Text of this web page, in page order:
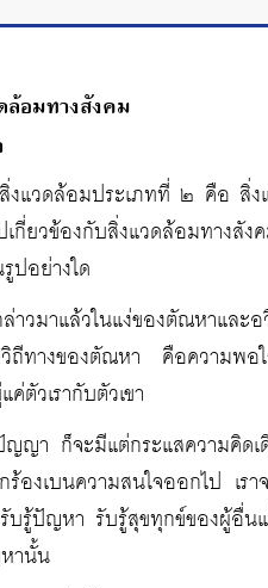
อมทางสังคม
แวดล้อมประเภทที่ ๒ คือ สิ่งแ
ปเกี่ยวข้องกับสิ่งแวดล้อมทา
ปอย่างใด
าวมาแล้วในแง่ของตัณหาแล
ถีทางของตัณหา คือความพ
ตัวเรากับตัวเขา
ญา ก็จะมีแต่กระแสความคิดเ
องเบนความสนใจออกไป เรา
บรู้ปัญหา รับรู้สุขทุกข์ของผู้อื่น
านั้น